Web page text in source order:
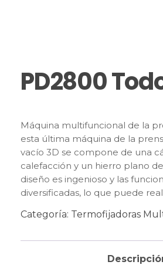
PD2800
Máquina multifuncional de la
esta última máquina de la
vacío 3D se compone de una
calefacción y un hierro plano
diseño es ingenioso y las
diversificadas, lo que puede
transferencia de calor de
Categoría: Termofijadoras